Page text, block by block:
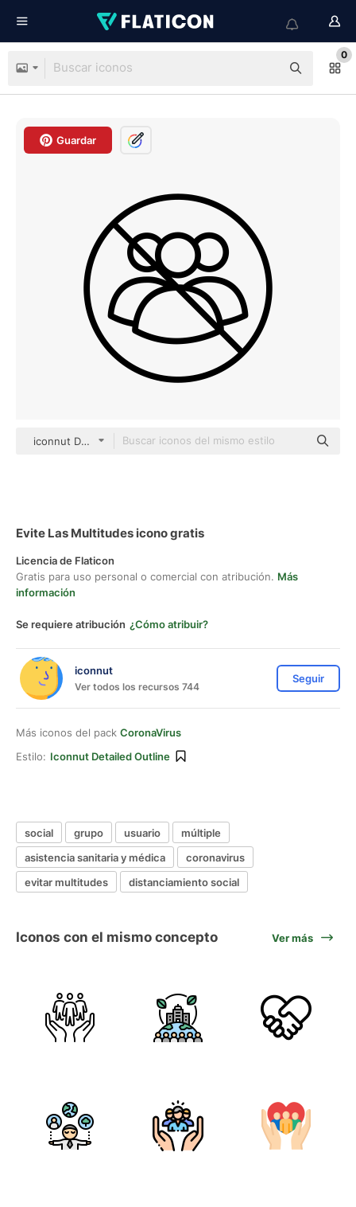
0
Guardar
iconnut Detailed Outline
Evite Las Multitudes icono gratis
Licencia de Flaticon
Gratis para uso personal o comercial con atribución. Más
información
Se requiere atribución ¿Cómo atribuir?
iconnut
Ver todos los recursos 744
Seguir
Más iconos del pack CoronaVirus
Estilo: Iconnut Detailed Outline
social grupo usuario
múltiple
asistencia sanitaria y médica
coronavirus
evitar multitudes
distanciamiento social
Iconos con el mismo concepto Ver más